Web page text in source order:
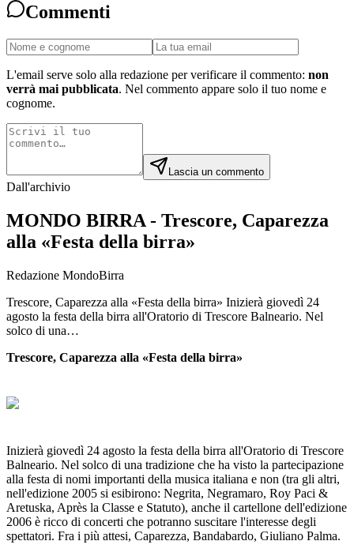
Commenti
L'email serve solo alla redazione per verificare il commento: non
verrà mai pubblicata. Nel commento appare solo il tuo nome e
cognome.
Lascia un commento
Dall'archivio
MONDO BIRRA - Trescore, Caparezza
alla «Festa della birra»
Redazione MondoBirra
Trescore, Caparezza alla «Festa della birra» Inizierà giovedì 24
agosto la festa della birra all'Oratorio di Trescore Balneario. Nel
solco di una…
Trescore, Caparezza alla «Festa della birra»
Inizierà giovedì 24 agosto la festa della birra all'Oratorio di Trescore
Balneario. Nel solco di una tradizione che ha visto la partecipazione
alla festa di nomi importanti della musica italiana e non (tra gli altri,
nell'edizione 2005 si esibirono: Negrita, Negramaro, Roy Paci &
Aretuska, Après la Classe e Statuto), anche il cartellone dell'edizione
2006 è ricco di concerti che potranno suscitare l'interesse degli
spettatori. Fra i più attesi, Caparezza, Bandabardo, Giuliano Palma.